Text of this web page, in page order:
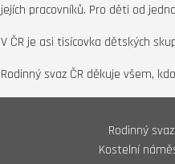
jejích pracovníků. Pro děti od
V ČR je asi tisícovka dětských
Rodinný svaz ČR děkuje všem,
Rodinný
Kostelní